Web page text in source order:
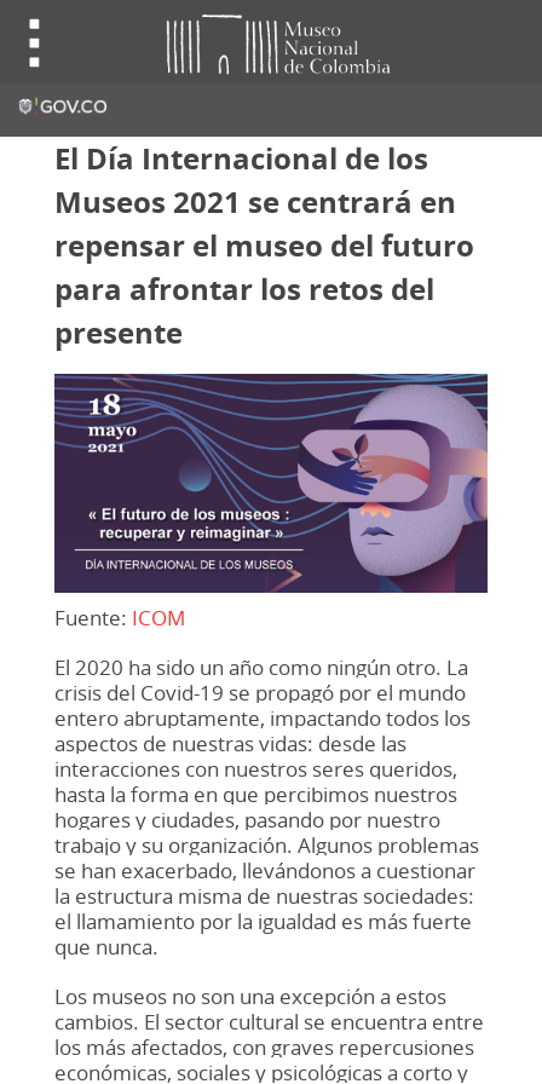
El Día Internacional de los
Museos 2021 se centrará en
repensar el museo del futuro
para afrontar los retos del
presente
Fuente: ICOM
El 2020 ha sido un año como ningún otro. La
crisis del Covid-19 se propagó por el mundo
entero abruptamente, impactando todos los
aspectos de nuestras vidas: desde las
interacciones con nuestros seres queridos,
hasta la forma en que percibimos nuestros
hogares y ciudades, pasando por nuestro
trabajo y su organización. Algunos problemas
se han exacerbado, llevándonos a cuestionar
la estructura misma de nuestras sociedades:
el llamamiento por la igualdad es más fuerte
que nunca.
Los museos no son una excepción a estos
cambios. El sector cultural se encuentra entre
los más afectados, con graves repercusiones
económicas, sociales y psicológicas a corto y